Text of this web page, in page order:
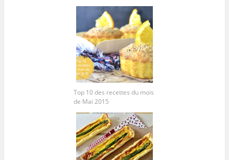
Top 10 des recettes du mois
de Mai 2015